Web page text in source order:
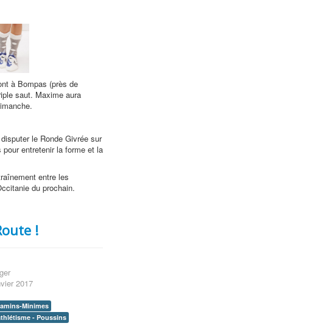
à Bompas (près de
saut. Maxime aura
le Ronde Givrée sur
entretenir la forme et la
entre les
du prochain.
!
2017
Minimes
- Poussins